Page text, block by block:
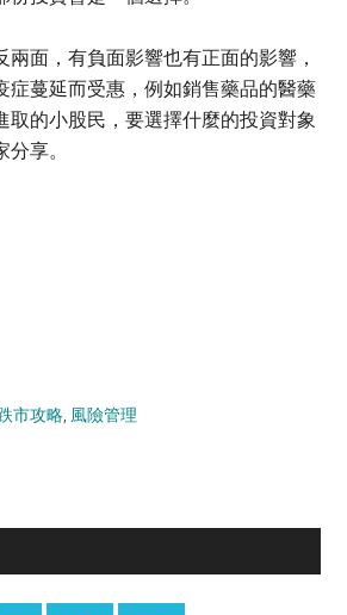
兩面，有負面影響也有正面的影響，
症蔓延而受惠，例如銷售藥品的醫藥
取的小股民，要選擇什麼的投資對象
享。
市攻略, 風險管理